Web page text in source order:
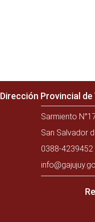
Dirección Provincial
Sarmiento
San Salvador
0388-